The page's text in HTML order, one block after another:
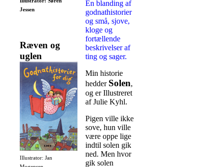
Jessen
Ræven og
uglen
Illustrator: Jan
En blanding af
godnathistorier
og små, sjove,
kloge og
fortællende
beskrivelser af
ting og sager.
Min historie
hedder Solen,
og er Illustreret
af Julie Kyhl.
Pigen ville ikke
sove, hun ville
være oppe lige
indtil solen gik
ned. Men hvor
gik solen